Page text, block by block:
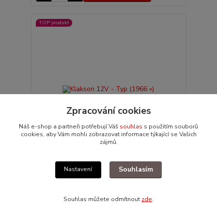
TOP produkt
Klakson 12V - Typ (1966 »)
245 Kč
Přidat do košíku
Zpracování cookies
Náš e-shop a partneři potřebují Váš souhlas s použitím souborů
cookies, aby Vám mohli zobrazovat informace týkající se Vašich
zájmů.
Nastavení Souhlasím
Souhlas můžete odmítnout zde.